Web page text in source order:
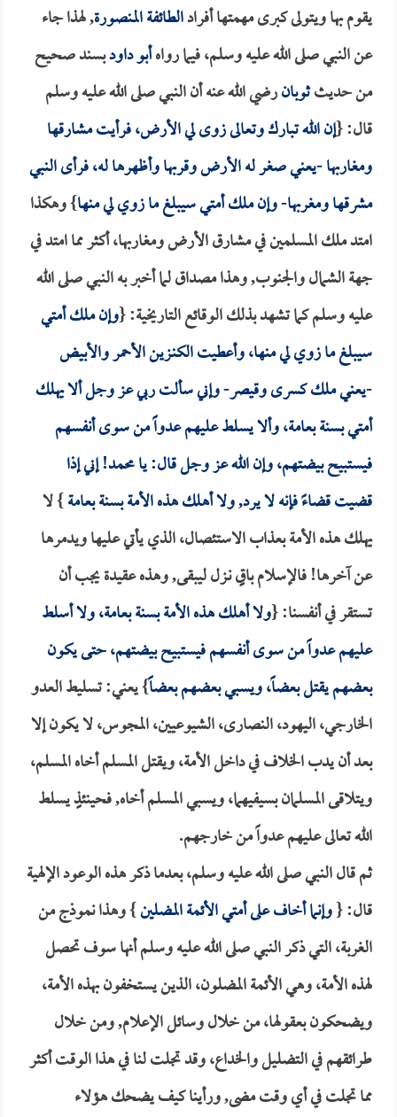
يقوم بها ويتولى كبرى مهمتها أفرادالطائفة المنصورة, لهذا جاء
عن النبي صلى الله عليه وسلم، فيما رواهأبو داودبسند صحيح
من حديثثوبانرضي الله عنه أن النبي صلى الله عليه وسلم
قال: {إن الله تبارك وتعالى زوى لي الأرض، فرأيت مشارقها
ومغاربها -يعني صغر له الأرض وقربها وأظهرها له، فرأى النبي
مشرقها ومغربها- وإن ملك أمتي سيبلغ ما زوي لي منها} وهكذا
امتد ملك المسلمين في مشارق الأرض ومغاربها، أكثر مما امتد في
جهة الشمال والجنوب, وهذا مصداق لما أخبر به النبي صلى الله
عليه وسلم كما تشهد بذلك الوقائع التاريخية: {وإن ملك أمتي
سيبلغ ما زوي لي منها، وأعطيت الكنـزين الأحمر والأبيض
-يعني ملك كسرى وقيصر- وإني سألت ربي عز وجل ألا يهلك
أمتي بسنة بعامة، وألا يسلط عليهم عدواً من سوى أنفسهم
فيستبيح بيضتهم، وإن الله عز وجل قال: يا محمد! إني إذا
قضيت قضاءً فإنه لا يرد, ولا أهلك هذه الأمة بسنة بعامة} لا
يهلك هذه الأمة بعذاب الاستئصال، الذي يأتي عليها ويدمرها
عن آخرها! فالإسلام باقٍ نـزل ليبقى, وهذه عقيدة يجب أن
تستقر في أنفسنا: {ولا أهلك هذه الأمة بسنة بعامة، ولا أسلط
عليهم عدواً من سوى أنفسهم فيستبيح بيضتهم، حتى يكون
بعضهم يقتل بعضاً، ويسبي بعضهم بعضاً} يعني: تسليط العدو
الخارجي، اليهود، النصارى، الشيوعيين، المجوس، لا يكون إلا
بعد أن يدب الخلاف في داخل الأمة، ويقتل المسلم أخاه المسلم،
ويتلاقى المسلمان بسيفيهما، ويسبي المسلم أخاه, فحينئذٍ يسلط
الله تعالى عليهم عدواً من خارجهم.
ثم قال النبي صلى الله عليه وسلم، بعدما ذكر هذه الوعود الإلهية
قال: {وإنما أخاف على أمتي الأئمة المضلين} وهذا نموذج من
الغربة، التي ذكر النبي صلى الله عليه وسلم أنها سوف تحصل
لهذه الأمة، وهي الأئمة المضلون، الذين يستخفون بهذه الأمة،
ويضحكون بعقولها، من خلال وسائل الإعلام, ومن خلال
طرائقهم في التضليل والخداع، وقد تجلت لنا في هذا الوقت أكثر
مما تجلت في أي وقت مضى, ورأينا كيف يضحك هؤلاء